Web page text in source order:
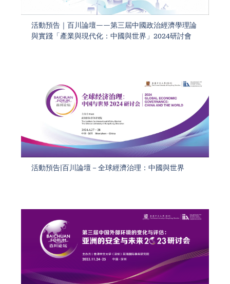
活動預告｜百川論壇——第三屆中國政治經濟學理論
與實踐「產業與現代化：中國與世界」2024研討會
活動預告|百川論壇－全球經濟治理：中國與世界